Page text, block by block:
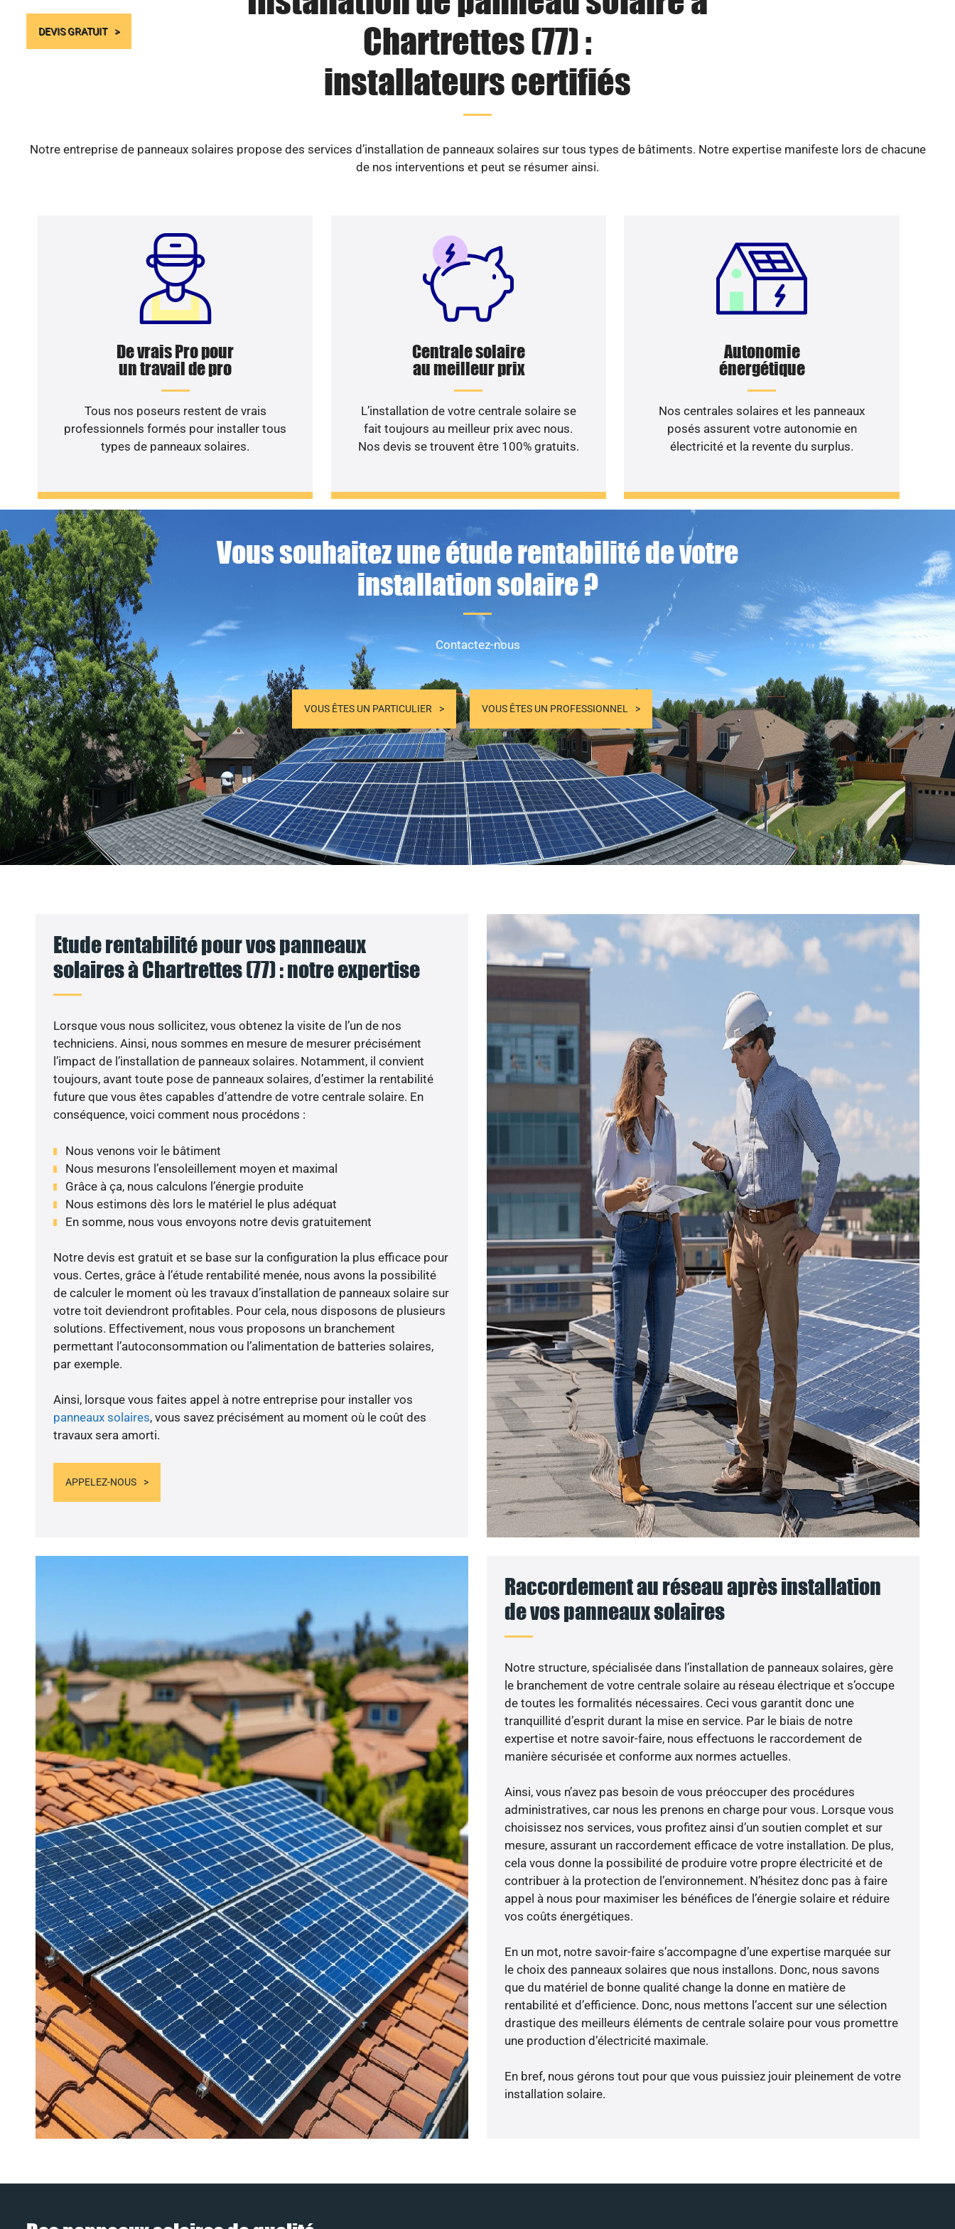
DEVIS GRATUIT
Chartrettes (77) :
installateurs certifiés
Notre entreprise de panneaux solaires propose des services d’installation de panneaux solaires sur tous types de bâtiments. Notre expertise manifeste lors de chacune
de nos interventions et peut se résumer ainsi.
De vrais Pro pour
un travail de pro
Tous nos poseurs restent de vrais
professionnels formés pour installer tous
types de panneaux solaires.
Centrale solaire
au meilleur prix
L’installation de votre centrale solaire se
fait toujours au meilleur prix avec nous.
Nos devis se trouvent être 100% gratuits.
Autonomie
énergétique
Nos centrales solaires et les panneaux
posés assurent votre autonomie en
électricité et la revente du surplus.
Vous souhaitez une étude rentabilité de votre
installation solaire ?
Contactez-nous
VOUS ÊTES UN PARTICULIER VOUS ÊTES UN PROFESSIONNEL
Etude rentabilité pour vos panneaux
solaires à Chartrettes (77) : notre expertise
Lorsque vous nous sollicitez, vous obtenez la visite de l’un de nos
techniciens. Ainsi, nous sommes en mesure de mesurer précisément
l’impact de l’installation de panneaux solaires. Notamment, il convient
toujours, avant toute pose de panneaux solaires, d’estimer la rentabilité
future que vous êtes capables d’attendre de votre centrale solaire. En
conséquence, voici comment nous procédons :
Nous venons voir le bâtiment
Nous mesurons l’ensoleillement moyen et maximal
Grâce à ça, nous calculons l’énergie produite
Nous estimons dès lors le matériel le plus adéquat
En somme, nous vous envoyons notre devis gratuitement
Notre devis est gratuit et se base sur la configuration la plus efficace pour
vous. Certes, grâce à l’étude rentabilité menée, nous avons la possibilité
de calculer le moment où les travaux d’installation de panneaux solaire sur
votre toit deviendront profitables. Pour cela, nous disposons de plusieurs
solutions. Effectivement, nous vous proposons un branchement
permettant l’autoconsommation ou l’alimentation de batteries solaires,
par exemple.
Ainsi, lorsque vous faites appel à notre entreprise pour installer vos
panneaux solaires, vous savez précisément au moment où le coût des
travaux sera amorti.
APPELEZ-NOUS
Raccordement au réseau après installation
de vos panneaux solaires
Notre structure, spécialisée dans l’installation de panneaux solaires, gère
le branchement de votre centrale solaire au réseau électrique et s’occupe
de toutes les formalités nécessaires. Ceci vous garantit donc une
tranquillité d’esprit durant la mise en service. Par le biais de notre
expertise et notre savoir-faire, nous effectuons le raccordement de
manière sécurisée et conforme aux normes actuelles.
Ainsi, vous n’avez pas besoin de vous préoccuper des procédures
administratives, car nous les prenons en charge pour vous. Lorsque vous
choisissez nos services, vous profitez ainsi d’un soutien complet et sur
mesure, assurant un raccordement efficace de votre installation. De plus,
cela vous donne la possibilité de produire votre propre électricité et de
contribuer à la protection de l’environnement. N’hésitez donc pas à faire
appel à nous pour maximiser les bénéfices de l’énergie solaire et réduire
vos coûts énergétiques.
En un mot, notre savoir-faire s’accompagne d’une expertise marquée sur
le choix des panneaux solaires que nous installons. Donc, nous savons
que du matériel de bonne qualité change la donne en matière de
rentabilité et d’efficience. Donc, nous mettons l’accent sur une sélection
drastique des meilleurs éléments de centrale solaire pour vous promettre
une production d’électricité maximale.
En bref, nous gérons tout pour que vous puissiez jouir pleinement de votre
installation solaire.